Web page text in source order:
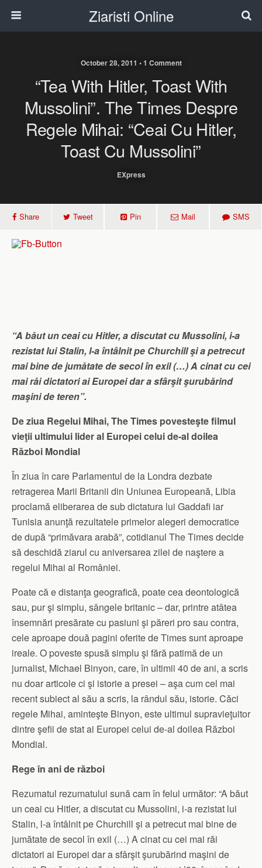
Ziaristi Online
October 28, 2011 • 1 Comment
“Tea With Hitler, Toast With
Mussolini”. The Times Despre
Regele Mihai: “Ceai Cu Hitler,
Toast Cu Mussolini”
EXpress
Share Tweet Pin Mail SMS
“A băut un ceai cu Hitler, a discutat cu Mussolini, i-a
rezistat lui Stalin, l-a întâlnit pe Churchill şi a petrecut
mai bine de jumătate de secol în exil (…) A cinat cu cei
mai răi dictatori ai Europei dar a sfârşit şurubărind
maşini de teren”.
De ziua Regelui Mihai, The Times povesteşte filmul
vieţii ultimului lider al Europei celui de-al doilea
Război Mondial
În ziua în care Parlamentul de la Londra dezbate
retragerea Marii Britanii din Uniunea Europeană, Libia
proclamă eliberarea de sub dictatura lui Gaddafi iar
Tunisia anunţă rezultatele primelor alegeri democratice
de după “primăvara arabă”, cotidianul The Times decide
să deschidă ziarul cu aniversarea zilei de naştere a
regelui Mihai al României.
Poate că e distanţa geografică, poate cea deontologică
sau, pur şi simplu, sângele britanic – dar, printre atâtea
însemnări presărate cu pasiuni şi păreri pro sau contra,
cele aproape două pagini oferite de Times sunt aproape
ireale. O poveste spusă simplu şi fără patimă de un
jurnalist, Michael Binyon, care, în ultimii 40 de ani, a scris
nu doar articole ci şi istorie a presei – aşa cum cel mai
recent subiect al său a scris, la rândul său, istorie. Căci
regele Mihai, aminteşte Binyon, este ultimul supravieţuitor
dintre şefii de stat ai Europei celui de-al doilea Război
Mondial.
Rege în ani de război
Rezumatul rezumatului sună cam în felul următor: “A băut
un ceai cu Hitler, a discutat cu Mussolini, i-a rezistat lui
Stalin, l-a întâlnit pe Churchill şi a petrecut mai bine de
jumătate de secol în exil (…) A cinat cu cei mai răi
dictatori ai Europei dar a sfârşit şurubărind maşini de